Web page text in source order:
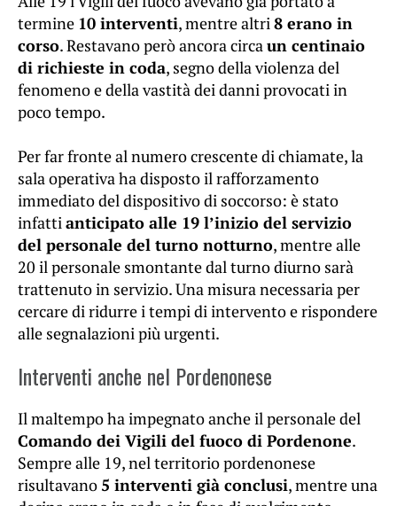
termine 10 interventi, mentre altri 8 erano in
corso. Restavano però ancora circa un centinaio
di richieste in coda, segno della violenza del
fenomeno e della vastità dei danni provocati in
poco tempo.
Per far fronte al numero crescente di chiamate, la
sala operativa ha disposto il rafforzamento
immediato del dispositivo di soccorso: è stato
infatti anticipato alle 19 l’inizio del servizio
del personale del turno notturno, mentre alle
20 il personale smontante dal turno diurno sarà
trattenuto in servizio. Una misura necessaria per
cercare di ridurre i tempi di intervento e rispondere
alle segnalazioni più urgenti.
Interventi anche nel Pordenonese
Il maltempo ha impegnato anche il personale del
Comando dei Vigili del fuoco di Pordenone.
Sempre alle 19, nel territorio pordenonese
risultavano 5 interventi già conclusi, mentre una